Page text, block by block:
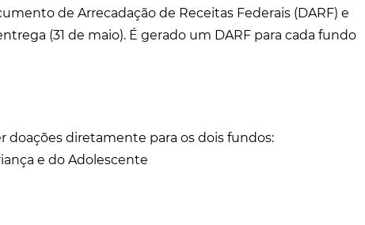
de Arrecadação de Receitas Federais (DARF) e
(31 de maio). É gerado um DARF para cada fundo
doações diretamente para os dois fundos:
e do Adolescente